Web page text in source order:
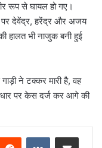
रूप से घायल हो गए।
पर देवेंद्र, हरेंद्र और अजय
हालत भी नाजुक बनी हुई
गाड़ी ने टक्कर मारी है, वह
पर केस दर्ज कर आगे की
Reddit VKontakteShare via Email